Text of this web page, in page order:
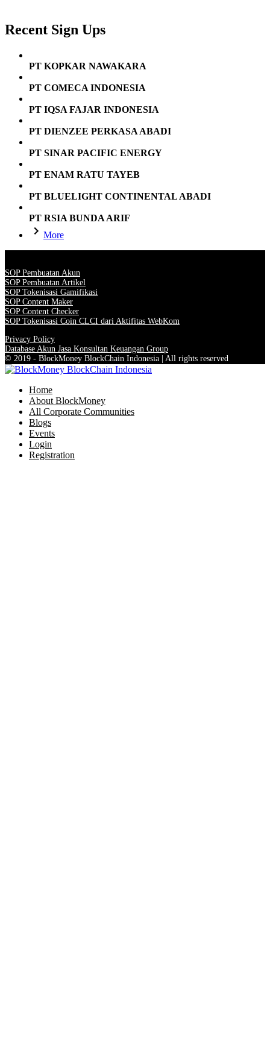
Recent Sign Ups
PT KOPKAR NAWAKARA
PT COMECA INDONESIA
PT IQSA FAJAR INDONESIA
PT DIENZEE PERKASA ABADI
PT SINAR PACIFIC ENERGY
PT ENAM RATU TAYEB
PT BLUELIGHT CONTINENTAL ABADI
PT RSIA BUNDA ARIF
More
SOP Pembuatan Akun
SOP Pembuatan Artikel
SOP Tokenisasi Gamifikasi
SOP Content Maker
SOP Content Checker
SOP Tokenisasi Coin CLCI dari Aktifitas WebKom
Privacy Policy
Database Akun Jasa Konsultan Keuangan Group
© 2019 - BlockMoney BlockChain Indonesia | All rights reserved
Home
About BlockMoney
All Corporate Communities
Blogs
Events
Login
Registration